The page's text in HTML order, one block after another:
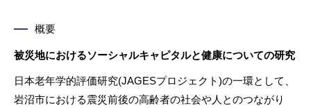
概要
被災地におけるソーシャルキャピタルと健康についての研究
日本老年学的評価研究(JAGESプロジェクト)の一環として、
岩沼市における震災前後の高齢者の社会や人とのつながり